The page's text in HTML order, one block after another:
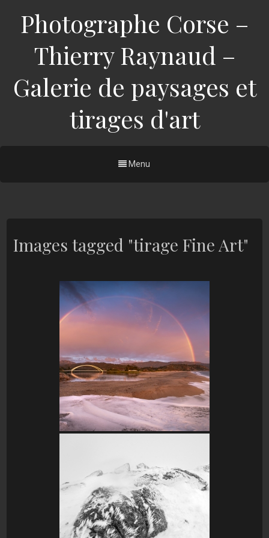
Photographe Corse –
Thierry Raynaud –
Galerie de paysages et
tirages d'art
Menu
Images tagged "tirage Fine Art"